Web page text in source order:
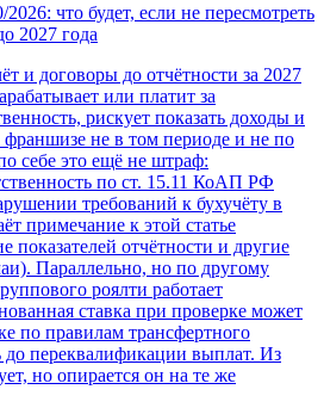
что будет, если не пересмотреть
2027 года
и договоры до отчётности за 2027
или платит за
рискует показать доходы и
не в том периоде и не по
себе это ещё не штраф:
по ст. 15.11 КоАП РФ
требований к бухучёту в
примечание к этой статье
показателей отчётности и другие
Параллельно, но по другому
роялти работает
ставка при проверке может
по правилам трансфертного
до переквалификации выплат. Из
но опирается он на те же